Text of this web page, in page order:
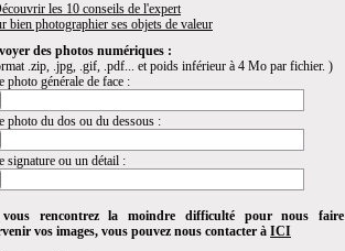
les 10 conseils de l'expert
bien photographier ses objets de valeur
des photos numériques :
.zip, .jpg, .gif, .pdf... et poids inférieur à 4 Mo par fichier. )
photo générale de face :
photo du dos ou du dessous :
signature ou un détail :
rencontrez la moindre difficulté pour nous faire
vos images, vous pouvez nous contacter à ICI